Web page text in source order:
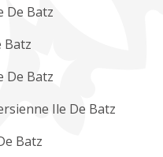
De Batz
Batz
De Batz
Ile De Batz
Batz